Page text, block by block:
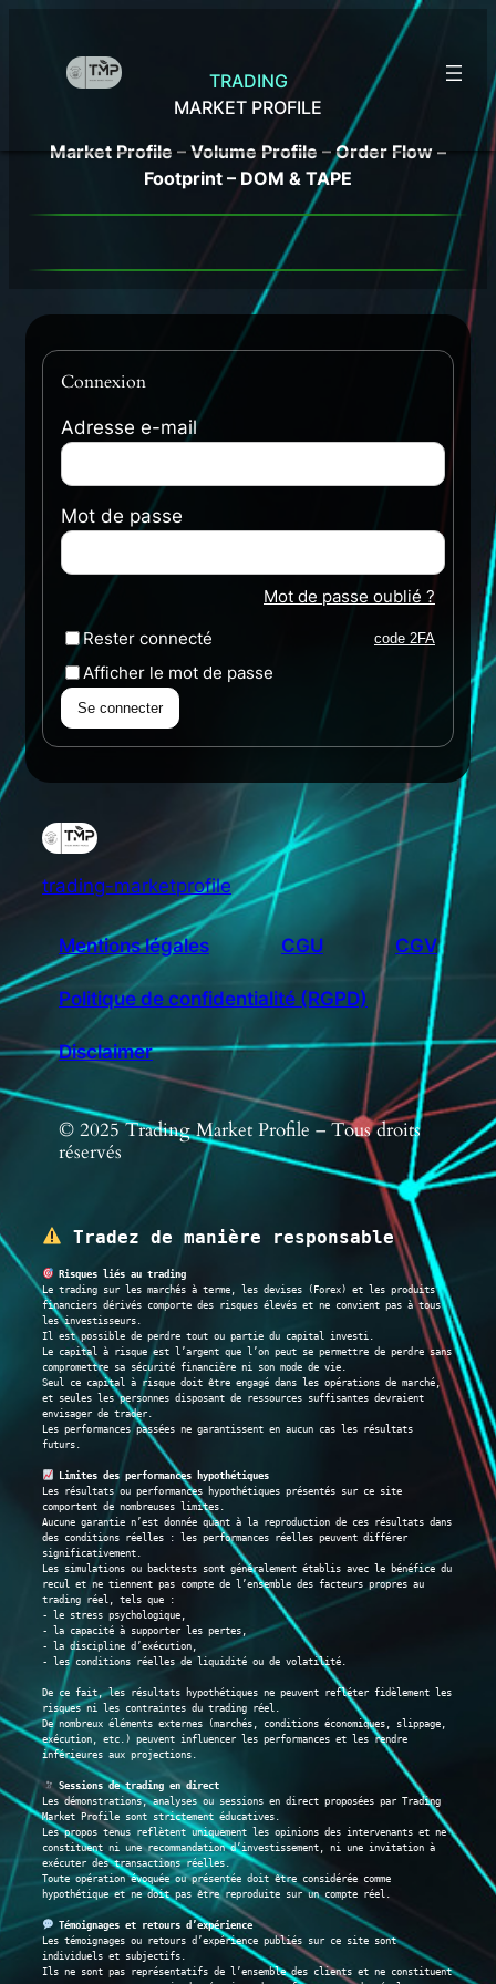
contenu
TRADING
MARKET PROFILE
Market Profile – Volume Profile – Order Flow –
Footprint – DOM & TAPE
Connexion
Adresse e-mail
Mot de passe
Mot de passe oublié ?
Rester connecté code 2FA
Afficher le mot de passe
Se connecter
trading-marketprofile
Mentions légales CGU CGV
Politique de confidentialité (RGPD)
Disclaimer
© 2025 Trading Market Profile – Tous droits
réservés
Tradez de manière responsable
Risques liés au trading
Le trading sur les marchés à terme, les devises (Forex) et les produits
financiers dérivés comporte des risques élevés et ne convient pas à tous
les investisseurs.
Il est possible de perdre tout ou partie du capital investi.
Le capital à risque est l’argent que l’on peut se permettre de perdre sans
compromettre sa sécurité financière ni son mode de vie.
Seul ce capital à risque doit être engagé dans les opérations de marché,
et seules les personnes disposant de ressources suffisantes devraient
envisager de trader.
Les performances passées ne garantissent en aucun cas les résultats
futurs.
Limites des performances hypothétiques
Les résultats ou performances hypothétiques présentés sur ce site
comportent de nombreuses limites.
Aucune garantie n’est donnée quant à la reproduction de ces résultats dans
des conditions réelles : les performances réelles peuvent différer
significativement.
Les simulations ou backtests sont généralement établis avec le bénéfice du
recul et ne tiennent pas compte de l’ensemble des facteurs propres au
trading réel, tels que :
- le stress psychologique,
- la capacité à supporter les pertes,
- la discipline d’exécution,
- les conditions réelles de liquidité ou de volatilité.
De ce fait, les résultats hypothétiques ne peuvent refléter fidèlement les
risques ni les contraintes du trading réel.
De nombreux éléments externes (marchés, conditions économiques, slippage,
exécution, etc.) peuvent influencer les performances et les rendre
inférieures aux projections.
Sessions de trading en direct
Les démonstrations, analyses ou sessions en direct proposées par Trading
Market Profile sont strictement éducatives.
Les propos tenus reflètent uniquement les opinions des intervenants et ne
constituent ni une recommandation d’investissement, ni une invitation à
exécuter des transactions réelles.
Toute opération évoquée ou présentée doit être considérée comme
hypothétique et ne doit pas être reproduite sur un compte réel.
Témoignages et retours d’expérience
Les témoignages ou retours d’expérience publiés sur ce site sont
individuels et subjectifs.
Ils ne sont pas représentatifs de l’ensemble des clients et ne constituent